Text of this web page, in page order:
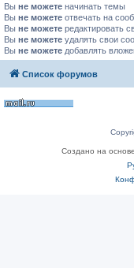
Вы не можете начинать темы
Вы не можете отвечать на
Вы не можете редактировать
Вы не можете удалять свои
Вы не можете добавлять
Список форумов
Создано на основе